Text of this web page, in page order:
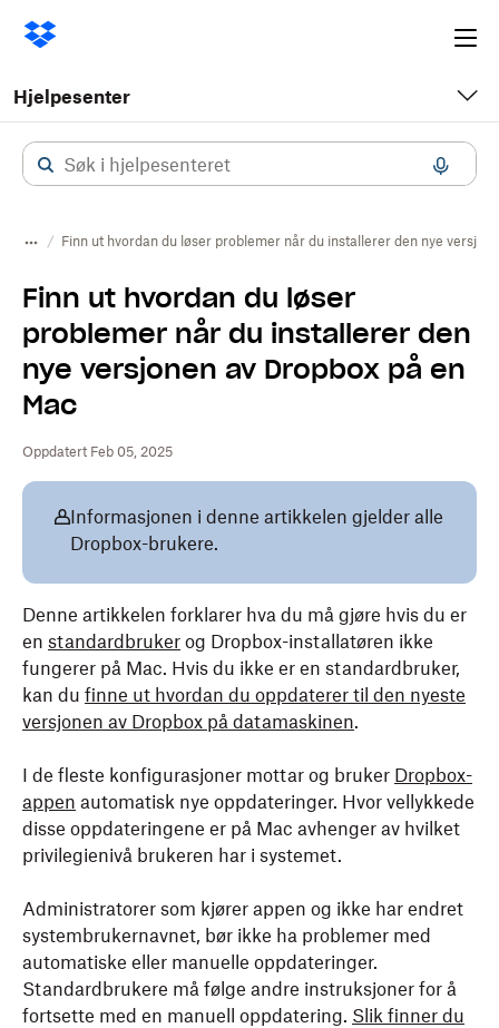
Hjelpesenter
Finn ut hvordan du løser problemer når du installerer den nye
Finn ut hvordan du løser
problemer når du installerer den
nye versjonen av Dropbox på en
Mac
Oppdatert Feb 05, 2025
Informasjonen i denne artikkelen gjelder alle
Dropbox-brukere.
Denne artikkelen forklarer hva du må gjøre hvis du er
en standardbruker og Dropbox-installatøren ikke
fungerer på Mac. Hvis du ikke er en standardbruker,
kan du finne ut hvordan du oppdaterer til den nyeste
versjonen av Dropbox på datamaskinen.
I de fleste konfigurasjoner mottar og bruker Dropbox-
appen automatisk nye oppdateringer. Hvor vellykkede
disse oppdateringene er på Mac avhenger av hvilket
privilegienivå brukeren har i systemet.
Administratorer som kjører appen og ikke har endret
systembrukernavnet, bør ikke ha problemer med
automatiske eller manuelle oppdateringer.
Standardbrukere må følge andre instruksjoner for å
fortsette med en manuell oppdatering. Slik finner du